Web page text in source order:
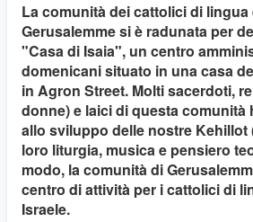
La comunità dei cattolici di lingua
Gerusalemme si è radunata per
"Casa di Isaia", un centro
domenicani situato in una casa
in Agron Street. Molti sacerdoti,
donne) e laici di questa
allo sviluppo delle nostre Kehillot
loro liturgia, musica e pensiero
modo, la comunità di
centro di attività per i cattolici di
Israele.